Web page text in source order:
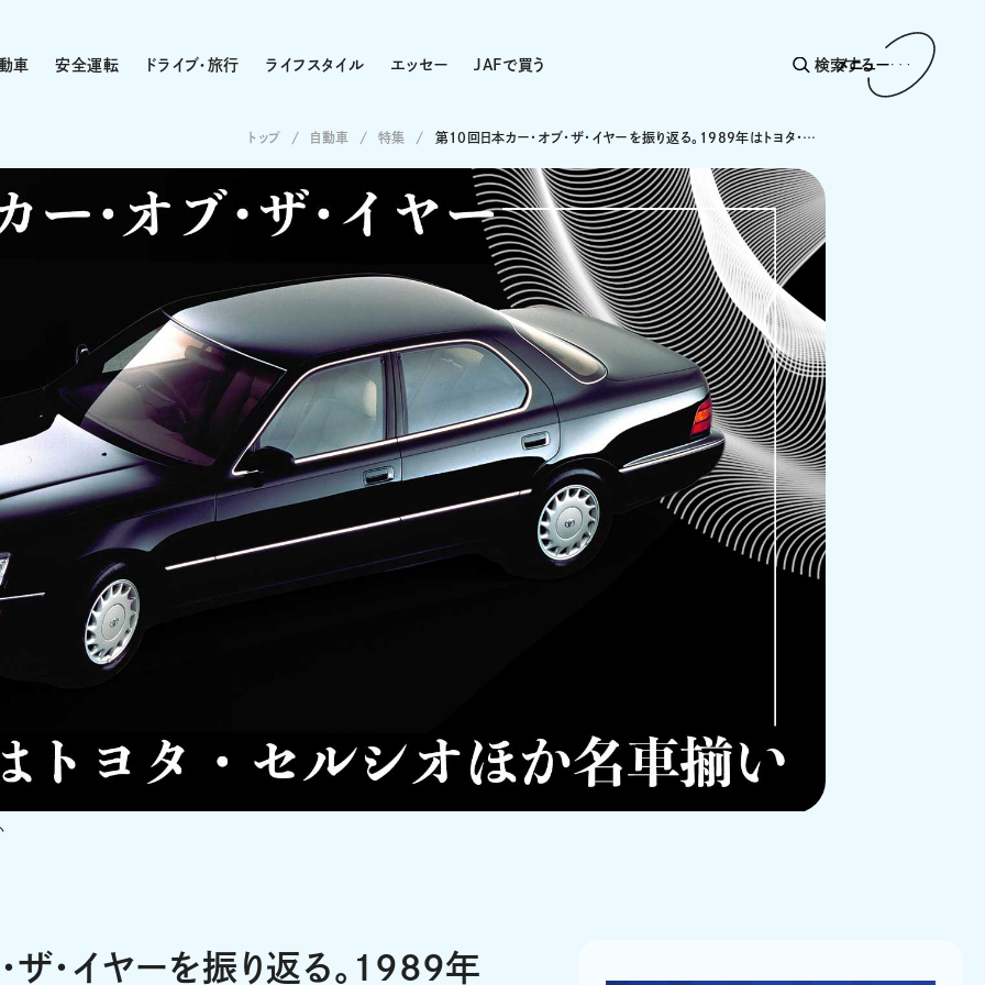
車 安全運転 ドライブ・旅行 ライフスタイル エッセー JAFで買う 検索する
メニュー
トップ 自動車 特集 第10回日本カー・オブ・ザ・イヤーを振り返る。1989年はトヨタ・セルシオを筆頭に高級車の黄金期
ザ・イヤーを振り返る。1989年